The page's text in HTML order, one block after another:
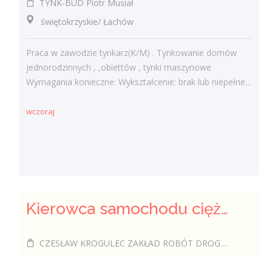
TYNK-BUD Piotr Musiał
świętokrzyskie/ Łachów
Praca w zawodzie tynkarz(K/M) . Tynkowanie domów
jednorodzinnych , ,obiettów , tynki maszynowe
Wymagania konieczne: Wykształcenie: brak lub niepełne...
wczoraj
Kierowca samochodu ciężarowego (k/m)
CZESŁAW KROGULEC ZAKŁAD ROBÓT DROGOWYCH "KROGULEC"